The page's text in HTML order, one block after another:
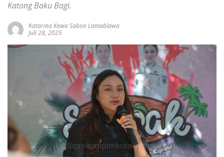
Katong Baku Bagi.
Katarina Kewa Sabon Lamablawa
Juli 28, 2025